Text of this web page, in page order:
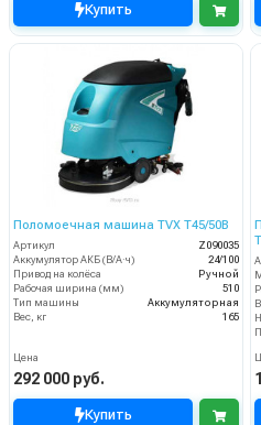
Купить
Поломоечная машина TVX T45/50B
Артикул
Z090035
Аккумулятор АКБ (В/А·ч)
24/100
Привод на колёса
Ручной
Рабочая ширина (мм)
510
Тип машины
Аккумуляторная
Вес, кг
165
Цена
292 000 руб.
Купить